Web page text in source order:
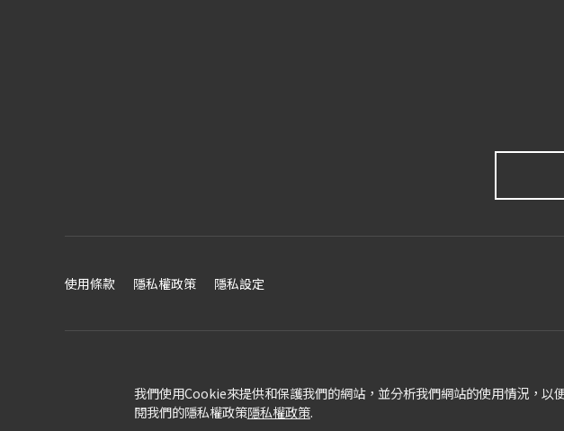
我們使用Cookie來提供和保護我們的網站，並分析我們網站的使用情況，以
閱我們的隱私權政策隱私權政策.
使用條款 隱私權政策 隱私設定
TOA Global